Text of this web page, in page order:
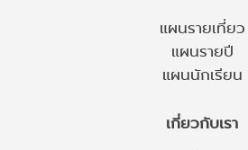
แผนรายเที่ยว
แผนรายปี
แผนนักเรียน
เกี่ยวกับเรา